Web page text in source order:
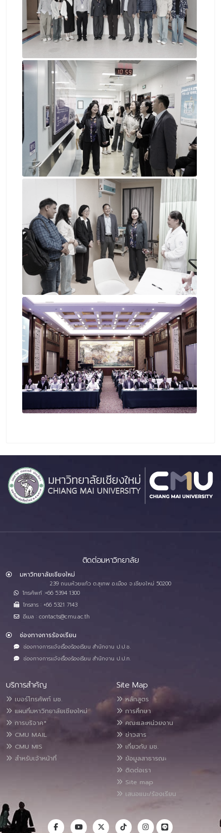
ติดต่อมหาวิทยาลัย
มหาวิทยาลัยเชียงใหม่
239 ถนนห้วยแก้ว ต.สุเทพ อ.เมือง จ.เชียงใหม่ 50200
โทรศัพท์ :+66 5394 1300
โทรสาร : +66 5321 7143
อีเมล : contacts@cmu.ac.th
ช่องทางการร้องเรียน
ช่องทางการแจ้งเรื่องร้องเรียน สำนักงาน ป.ป.ช.
ช่องทางการแจ้งเรื่องร้องเรียน สำนักงาน ป.ป.ท.
บริการสำคัญ
เบอร์โทรศัพท์ มช.
แผนที่มหาวิทยาลัยเชียงใหม่
การบริจาค*
CMU MAIL
CMU MIS
สำหรับเจ้าหน้าที่
Site Map
หลักสูตร
การศึกษา
คณะและหน่วยงาน
ข่าวสาร
เกี่ยวกับ มช.
ข้อมูลสาธารณะ
ติดต่อเรา
Site map
เสนอแนะ/ร้องเรียน